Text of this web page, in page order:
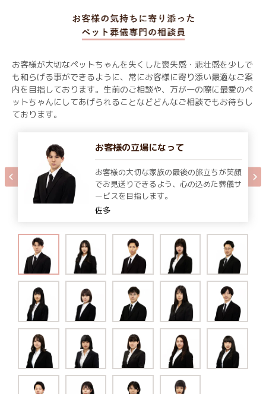
お客様が大切なペットちゃんを失くした喪失感・悲壮感を少しで
も和らげる事ができるように、常にお客様に寄り添い最適なご案
内を目指しております。生前のご相談や、万が一の際に最愛のペ
ットちゃんにしてあげられることなどどんなご相談でもお待ちし
ております。
お客様の立場になって
お客様の大切な家族の最後の旅立ちが笑顔
でお見送りできるよう、心の込めた葬儀サ
ービスを目指します。
佐多